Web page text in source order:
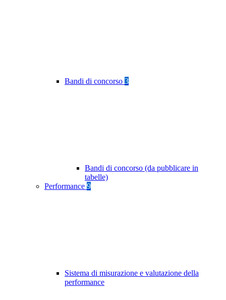
Bandi di concorso 3
Bandi di concorso (da pubblicare in
tabelle)
Performance 9
Sistema di misurazione e valutazione della
performance